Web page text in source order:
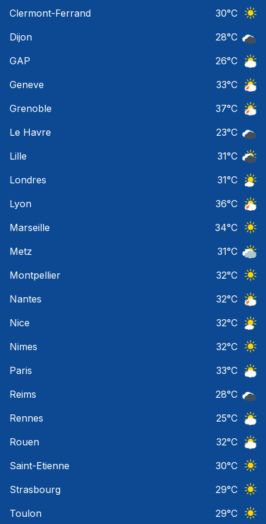
Clermont-Ferrand
30°C
Dijon
28°C
GAP
26°C
Geneve
33°C
Grenoble
37°C
Le Havre
23°C
Lille
31°C
Londres
31°C
Lyon
36°C
Marseille
34°C
Metz
31°C
Montpellier
32°C
Nantes
32°C
Nice
32°C
Nimes
32°C
Paris
33°C
Reims
28°C
Rennes
25°C
Rouen
32°C
Saint-Etienne
30°C
Strasbourg
29°C
Toulon
29°C